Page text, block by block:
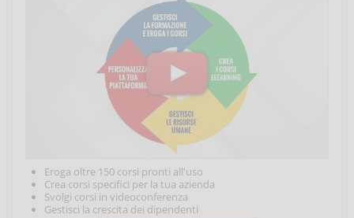
Eroga oltre 150 corsi pronti all'uso
Crea corsi specifici per la tua azienda
Svolgi corsi in videoconferenza
Gestisci la crescita dei dipendenti